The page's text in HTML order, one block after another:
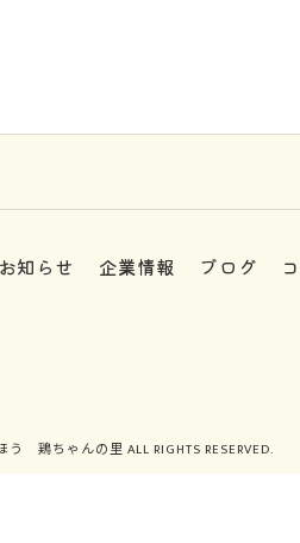
お知らせ 企業情報 ブログ
鶏ちゃんの里 ALL RIGHTS RESERVED.